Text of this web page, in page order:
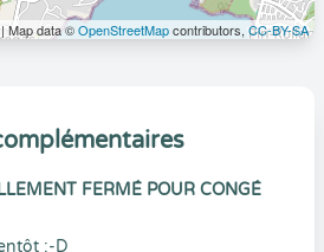
Map data ©OpenStreetMapcontributors, CC-BY-SA
FERMÉ POUR CONGÉ
:-D